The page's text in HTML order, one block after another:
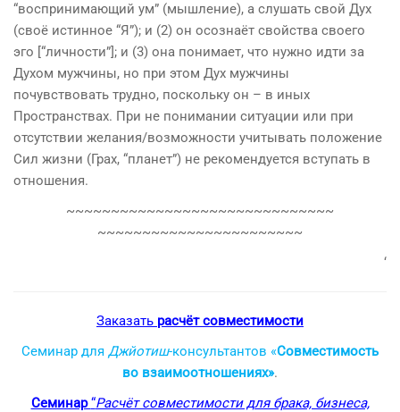
“воспринимающий ум” (мышление), а слушать свой Дух
(своё истинное “Я”); и (2) он осознаёт свойства своего
эго [“личности”]; и (3) она понимает, что нужно идти за
Духом мужчины, но при этом Дух мужчины
почувствовать трудно, поскольку он – в иных
Пространствах. При не понимании ситуации или при
отсутствии желания/возможности учитывать положение
Сил жизни (Грах, “планет”) не рекомендуется вступать в
отношения.
~~~~~~~~~~~~~~~~~~~~~~~~~~~~~~
~~~~~~~~~~~~~~~~~~~~~~~
‘
Заказать расчёт совместимости
Семинар для Джйотиш-консультантов «Совместимость
во взаимоотношениях».
Семинар“Расчёт совместимости для брака, бизнеса,